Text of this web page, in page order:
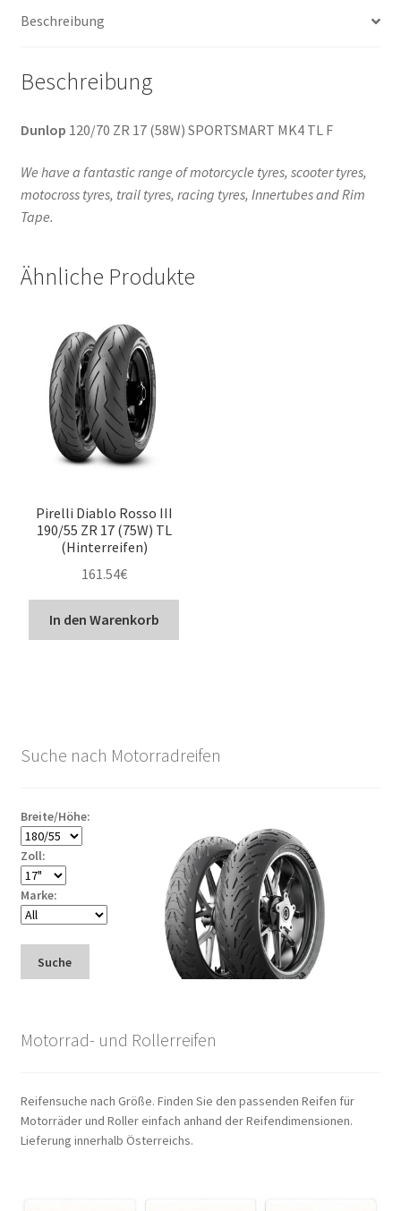
Beschreibung
Beschreibung
Dunlop 120/70 ZR 17 (58W) SPORTSMART MK4 TL F
We have a fantastic range of motorcycle tyres, scooter tyres,
motocross tyres, trail tyres, racing tyres, Innertubes and Rim
Tape.
Ähnliche Produkte
Pirelli Diablo Rosso III
190/55 ZR 17 (75W) TL
(Hinterreifen)
161.54€
In den Warenkorb
Suche nach Motorradreifen
Breite/Höhe:
Zoll:
Marke:
Suche
Motorrad- und Rollerreifen
Reifensuche nach Größe. Finden Sie den passenden Reifen für
Motorräder und Roller einfach anhand der Reifendimensionen.
Lieferung innerhalb Österreichs.